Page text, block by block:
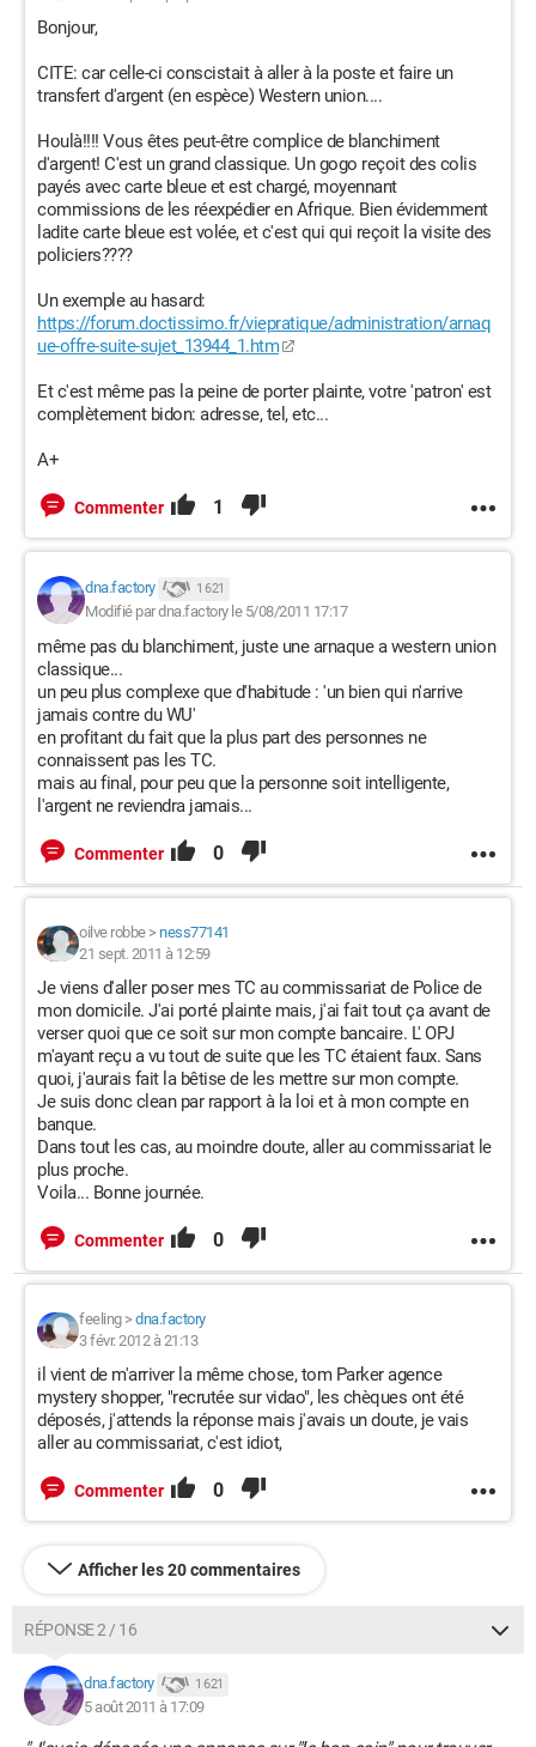
Bonjour,
CITE: car celle-ci conscistait à aller à la poste et faire un
transfert d'argent (en espèce) Western union....
Houlà!!!! Vous êtes peut-être complice de blanchiment
d'argent! C'est un grand classique. Un gogo reçoit des colis
payés avec carte bleue et est chargé, moyennant
commissions de les réexpédier en Afrique. Bien évidemment
ladite carte bleue est volée, et c'est qui qui reçoit la visite des
policiers????
Un exemple au hasard:
https://forum.doctissimo.fr/viepratique/administration/arnaq
ue-offre-suite-sujet_13944_1.htm
Et c'est même pas la peine de porter plainte, votre 'patron' est
complètement bidon: adresse, tel, etc...
A+
Commenter 1
dna.factory 1 621
Modifié par dna.factory le 5/08/2011 17:17
même pas du blanchiment, juste une arnaque a western union
classique...
un peu plus complexe que d'habitude : 'un bien qui n'arrive
jamais contre du WU'
en profitant du fait que la plus part des personnes ne
connaissent pas les TC.
mais au final, pour peu que la personne soit intelligente,
l'argent ne reviendra jamais...
Commenter 0
oilve robbe> ness77141
21 sept. 2011 à 12:59
Je viens d'aller poser mes TC au commissariat de Police de
mon domicile. J'ai porté plainte mais, j'ai fait tout ça avant de
verser quoi que ce soit sur mon compte bancaire. L' OPJ
m'ayant reçu a vu tout de suite que les TC étaient faux. Sans
quoi, j'aurais fait la bêtise de les mettre sur mon compte.
Je suis donc clean par rapport à la loi et à mon compte en
banque.
Dans tout les cas, au moindre doute, aller au commissariat le
plus proche.
Voila... Bonne journée.
Commenter 0
feeling> dna.factory
3 févr. 2012 à 21:13
il vient de m'arriver la même chose, tom Parker agence
mystery shopper, "recrutée sur vidao", les chèques ont été
déposés, j'attends la réponse mais j'avais un doute, je vais
aller au commissariat, c'est idiot,
Commenter 0
Afficher les 20 commentaires
RÉPONSE 2 / 16
dna.factory 1 621
5 août 2011 à 17:09